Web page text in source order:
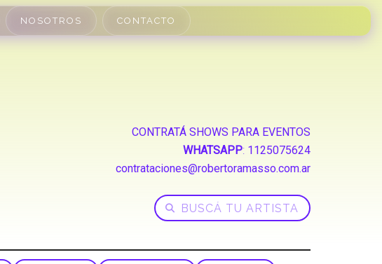
NOSOTROS CONTACTO
CONTRATÁ SHOWS PARA EVENTOS
WHATSAPP: 1125075624
contrataciones@robertoramasso.com.ar